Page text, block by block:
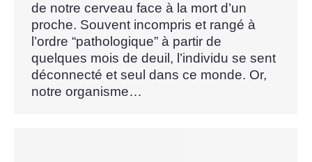
de notre cerveau face à la mort d’un
proche. Souvent incompris et rangé à
l’ordre “pathologique” à partir de
quelques mois de deuil, l’individu se sent
déconnecté et seul dans ce monde. Or,
notre organisme…